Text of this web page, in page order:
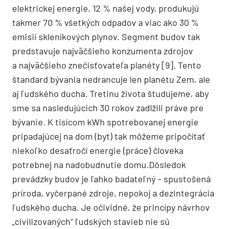
elektrickej energie, 12 % našej vody, produkujú
takmer 70 % všetkých odpadov a viac ako 30 %
emisií skleníkových plynov. Segment budov tak
predstavuje najväčšieho konzumenta zdrojov
a najväčšieho znečisťovateľa planéty [9]. Tento
štandard bývania nedrancuje len planétu Zem, ale
aj ľudského ducha. Tretinu života študujeme, aby
sme sa nasledujúcich 30 rokov zadlžili práve pre
bývanie. K tisícom kWh spotrebovanej energie
pripadajúcej na dom (byt) tak môžeme pripočítať
niekoľko desaťročí energie (práce) človeka
potrebnej na nadobudnutie domu.Dôsledok
prevádzky budov je ľahko badateľný – spustošená
príroda, vyčerpané zdroje, nepokoj a dezintegrácia
ľudského ducha. Je očividné, že princípy návrhov
„civilizovaných“ ľudských stavieb nie sú